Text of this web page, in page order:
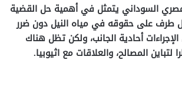
السوداني يتمثل في أهمية حل القضية
طرف على حقوقه في مياه النيل دون ضرر
أحادية الجانب، ولكن تظل هناك
المصالح، والعلاقات مع اثيوبيا.